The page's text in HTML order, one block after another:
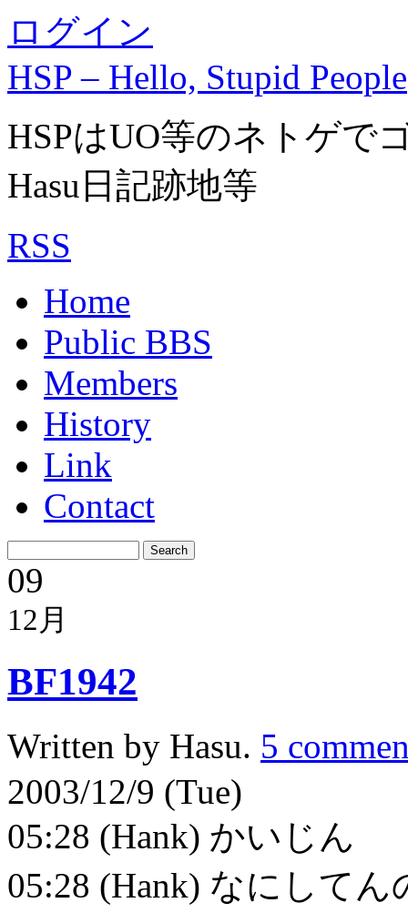
ログイン
HSP – Hello, Stupid People
HSPはUO等のネトゲで
Hasu日記跡地等
RSS
Home
Public BBS
Members
History
Link
Contact
09
12月
BF1942
Written by Hasu. 5
2003/12/9 (Tue)
05:28 (Hank) かいじん
05:28 (Hank) なにしてん